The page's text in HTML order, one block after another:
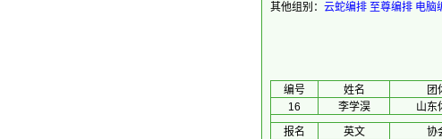
其他组别： 云蛇编排 至尊编排 电脑
编号 姓名 团
16
李学淏 山东
报名
英文 协